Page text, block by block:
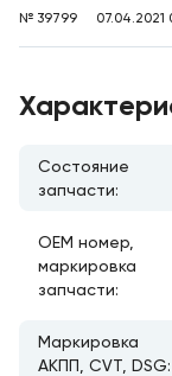
№ 39799 07.04.2021
Состояние
запчасти:
ОЕМ номер,
маркировка
запчасти:
Маркировка
АКПП, CVT, DSG: